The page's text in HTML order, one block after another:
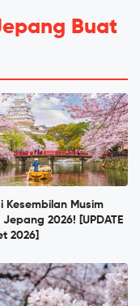
Buat
Kesembilan Musim
2026! [UPDATE
2026]